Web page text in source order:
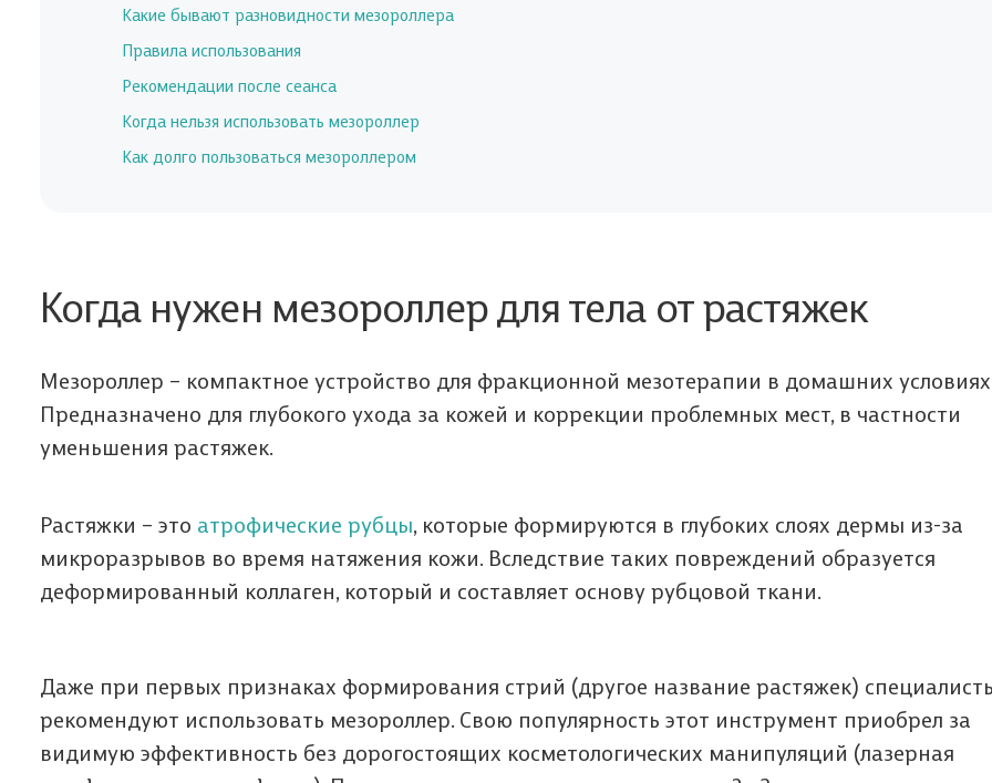
Какие бывают разновидности мезороллера
Правила использования
Рекомендации после сеанса
Когда нельзя использовать мезороллер
Как долго пользоваться мезороллером
Когда нужен мезороллер для тела от растяжек
Мезороллер – компактное устройство для фракционной мезотерапии в домашних
Предназначено для глубокого ухода за кожей и коррекции проблемных мест, в частности
уменьшения растяжек.
Растяжки – это атрофические рубцы, которые формируются в глубоких слоях дермы из-за
микроразрывов во время натяжения кожи. Вследствие таких повреждений образуется
деформированный коллаген, который и составляет основу рубцовой ткани.
Даже при первых признаках формирования стрий (другое название растяжек)
рекомендуют использовать мезороллер. Свою популярность этот инструмент приобрел за
видимую эффективность без дорогостоящих косметологических манипуляций (лазерная